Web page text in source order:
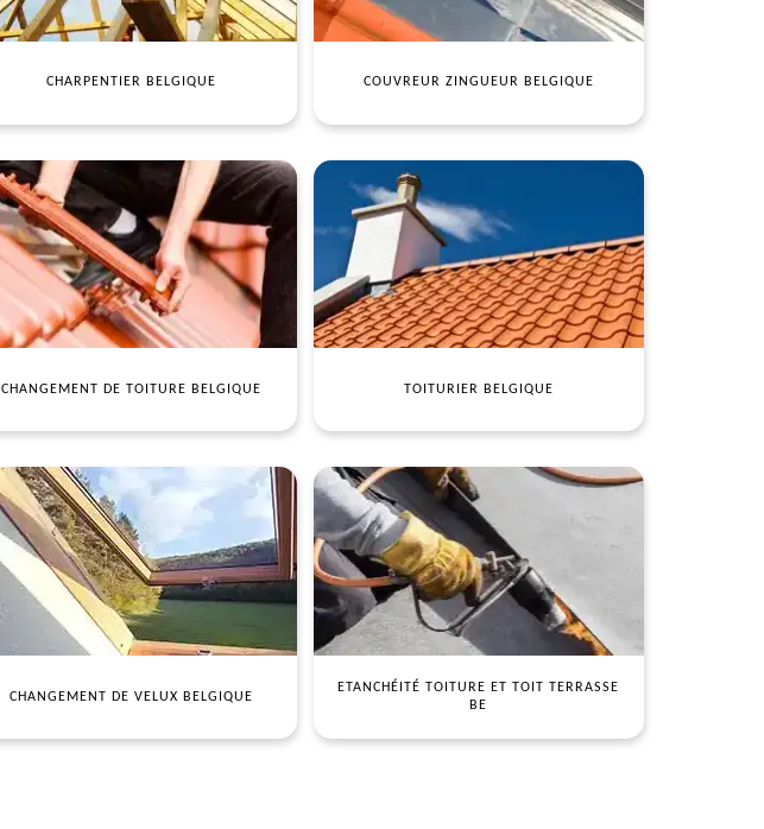
CHARPENTIER BELGIQUE COUVREUR ZINGUEUR BELGIQUE
CHANGEMENT DE TOITURE BELGIQUE TOITURIER BELGIQUE
CHANGEMENT DE VELUX BELGIQUE
ETANCHÉITÉ TOITURE ET TOIT TERRASSE
BE